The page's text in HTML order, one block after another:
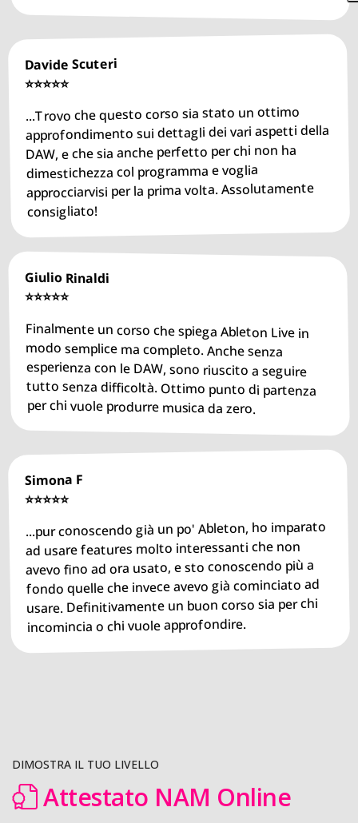
Davide Scuteri
⭐️⭐️⭐️⭐️⭐️
...Trovo che questo corso sia stato un ottimo
approfondimento sui dettagli dei vari aspetti della
DAW, e che sia anche perfetto per chi non ha
dimestichezza col programma e voglia
approcciarvisi per la prima volta. Assolutamente
consigliato!
Giulio Rinaldi
⭐️⭐️⭐️⭐️⭐️
Finalmente un corso che spiega Ableton Live in
modo semplice ma completo. Anche senza
esperienza con le DAW, sono riuscito a seguire
tutto senza difficoltà. Ottimo punto di partenza
per chi vuole produrre musica da zero.
Simona F
⭐️⭐️⭐️⭐️⭐️
...pur conoscendo già un po' Ableton, ho imparato
ad usare features molto interessanti che non
avevo fino ad ora usato, e sto conoscendo più a
fondo quelle che invece avevo già cominciato ad
usare. Definitivamente un buon corso sia per chi
incomincia o chi vuole approfondire.
DIMOSTRA IL TUO LIVELLO
Attestato NAM Online